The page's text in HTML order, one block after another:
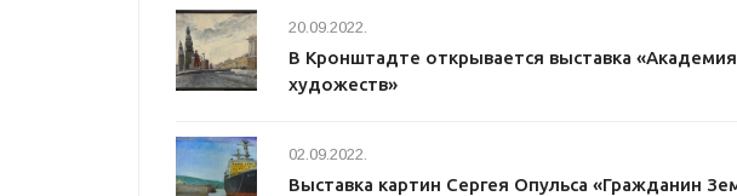
20.09.2022.
В Кронштадте открывается выставка
художеств»
02.09.2022.
Выставка картин Сергея Опульса «Гражданин